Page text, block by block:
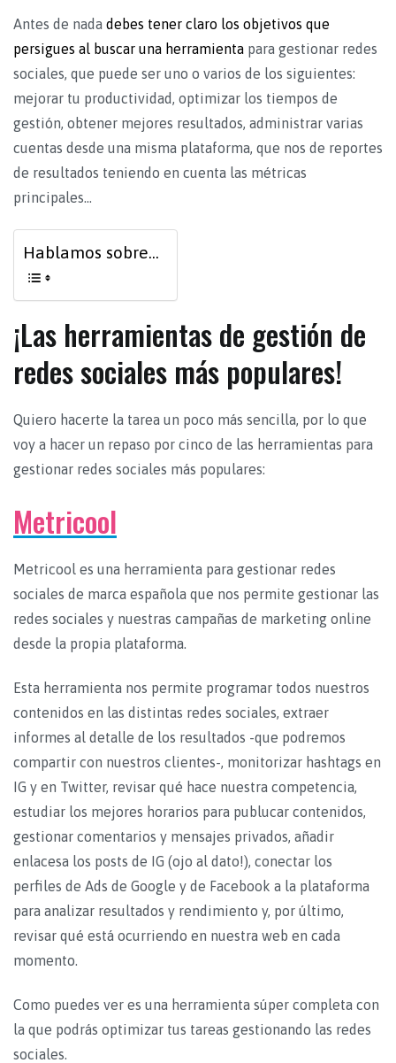
Antes de nada debes tener claro los objetivos que
persigues al buscar una herramienta para gestionar redes
sociales, que puede ser uno o varios de los siguientes:
mejorar tu productividad, optimizar los tiempos de
gestión, obtener mejores resultados, administrar varias
cuentas desde una misma plataforma, que nos de reportes
de resultados teniendo en cuenta las métricas
principales…
Hablamos sobre...
¡Las herramientas de gestión de
redes sociales más populares!
Quiero hacerte la tarea un poco más sencilla, por lo que
voy a hacer un repaso por cinco de las herramientas para
gestionar redes sociales más populares:
Metricool
Metricool es una herramienta para gestionar redes
sociales de marca española que nos permite gestionar las
redes sociales y nuestras campañas de marketing online
desde la propia plataforma.
Esta herramienta nos permite programar todos nuestros
contenidos en las distintas redes sociales, extraer
informes al detalle de los resultados -que podremos
compartir con nuestros clientes-, monitorizar hashtags en
IG y en Twitter, revisar qué hace nuestra competencia,
estudiar los mejores horarios para publucar contenidos,
gestionar comentarios y mensajes privados, añadir
enlacesa los posts de IG (ojo al dato!), conectar los
perfiles de Ads de Google y de Facebook a la plataforma
para analizar resultados y rendimiento y, por último,
revisar qué está ocurriendo en nuestra web en cada
momento.
Como puedes ver es una herramienta súper completa con
la que podrás optimizar tus tareas gestionando las redes
sociales.